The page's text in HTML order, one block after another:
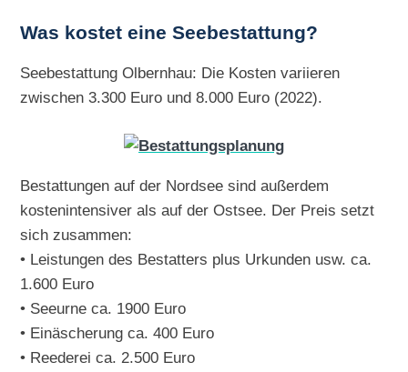
Was kostet eine Seebestattung?
Seebestattung Olbernhau: Die Kosten variieren
zwischen 3.300 Euro und 8.000 Euro (2022).
Bestattungen auf der Nordsee sind außerdem
kostenintensiver als auf der Ostsee. Der Preis setzt
sich zusammen:
• Leistungen des Bestatters plus Urkunden usw. ca.
1.600 Euro
• Seeurne ca. 1900 Euro
• Einäscherung ca. 400 Euro
• Reederei ca. 2.500 Euro